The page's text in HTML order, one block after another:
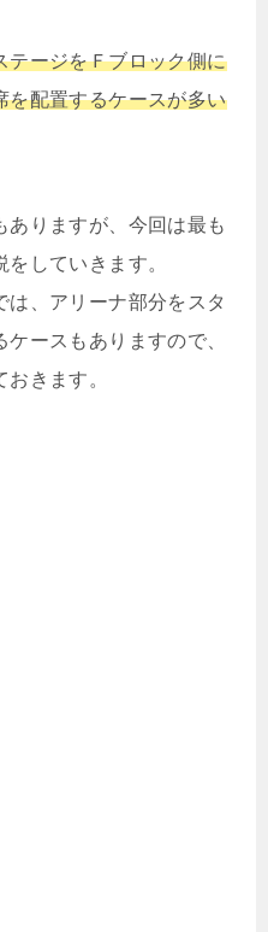
テージをＦブロック側に
を配置するケースが多い
ありますが、今回は最も
していきます。
は、アリーナ部分をスタ
ースもありますので、
きます。